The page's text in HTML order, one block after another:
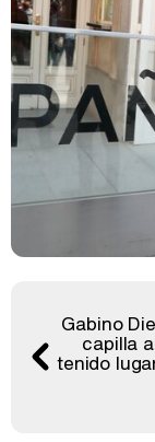
Gabino
capilla
tenido